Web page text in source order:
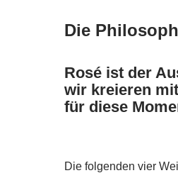
Die
Rosé ist der
wir kreieren
für diese
Die folgenden vier